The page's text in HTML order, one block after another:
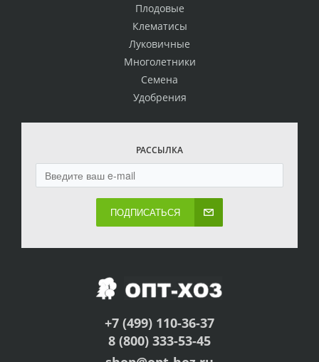
Плодовые
Клематисы
Луковичные
Многолетники
Семена
Удобрения
РАССЫЛКА
ПОДПИСАТЬСЯ
+7 (499) 110-36-37
8 (800) 333-53-45